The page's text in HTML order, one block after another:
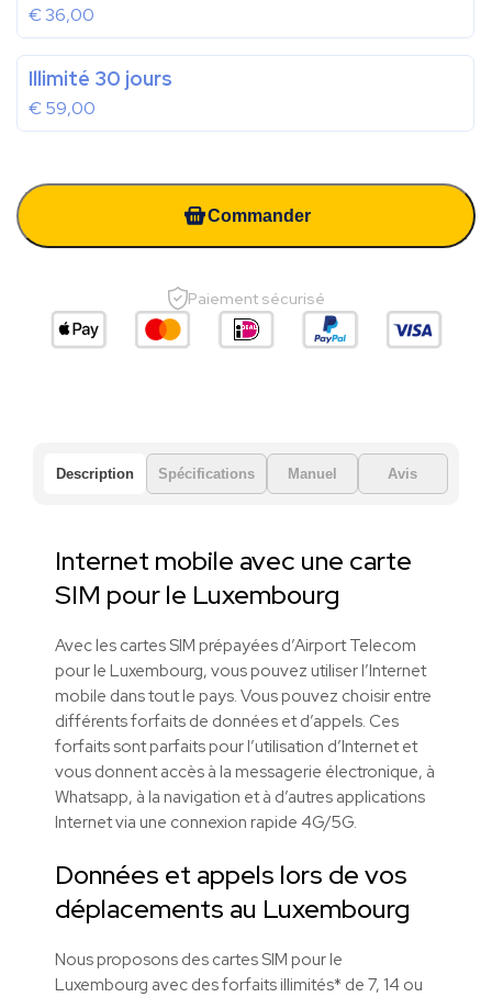
€36,00
Illimité 30 jours
€59,00
Commander
Paiement sécurisé
Description Spécifications Manuel Avis
Internet mobile avec une carte
SIM pour le Luxembourg
Avec les cartes SIM prépayées d’Airport Telecom
pour le Luxembourg, vous pouvez utiliser l’Internet
mobile dans tout le pays. Vous pouvez choisir entre
différents forfaits de données et d’appels. Ces
forfaits sont parfaits pour l’utilisation d’Internet et
vous donnent accès à la messagerie électronique, à
Whatsapp, à la navigation et à d’autres applications
Internet via une connexion rapide 4G/5G.
Données et appels lors de vos
déplacements au Luxembourg
Nous proposons des cartes SIM pour le
Luxembourg avec des forfaits illimités* de 7, 14 ou